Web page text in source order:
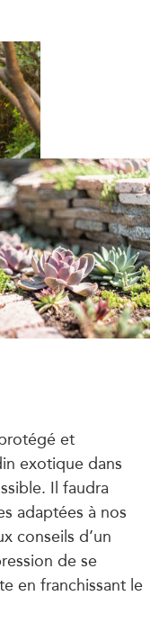
et
exotique dans
Il faudra
adaptées à nos
conseils d’un
de se
en franchissant le